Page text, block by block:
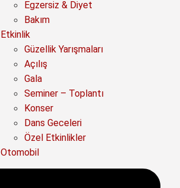
Egzersiz & Diyet
Bakım
Etkinlik
Güzellik Yarışmaları
Açılış
Gala
Seminer – Toplantı
Konser
Dans Geceleri
Özel Etkinlikler
Otomobil